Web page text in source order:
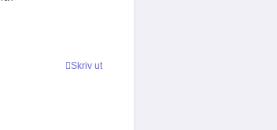
Skriv ut